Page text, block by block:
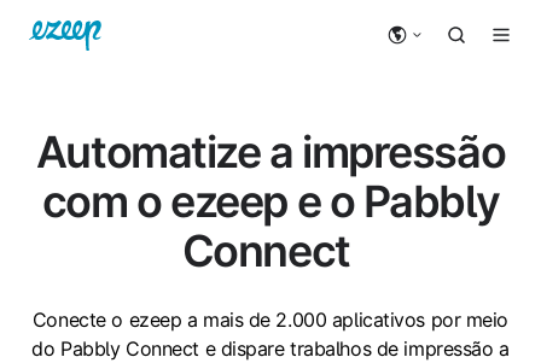
Automatize a impressão
com o ezeep e o Pabbly
Connect
Conecte o ezeep a mais de 2.000 aplicativos por meio
do Pabbly Connect e dispare trabalhos de impressão a